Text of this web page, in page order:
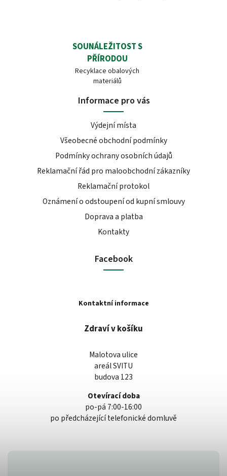
SOUNÁLEŽITOST S
PŘÍRODOU
Recyklace obalových
materiálů
Informace pro vás
Výdejní místa
Všeobecné obchodní podmínky
Podmínky ochrany osobních údajů
Reklamační řád pro maloobchodní zákazníky
Reklamační protokol
Oznámení o odstoupení od kupní smlouvy
Doprava a platba
Kontakty
Facebook
Kontaktní informace
Zdraví v košíku
Malotova ulice
areál SVITU
budova 123
Otevírací doba
po-pá 7:00-16:00
po předcházející telefonické domluvě